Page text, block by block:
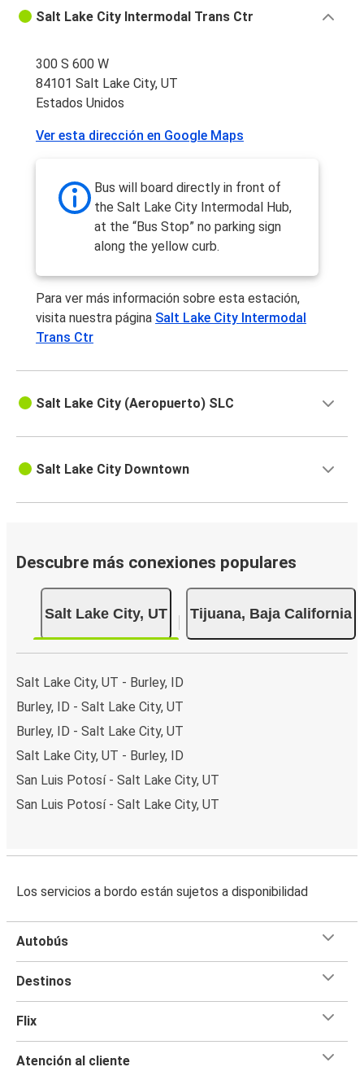
Salt Lake City Intermodal Trans Ctr
300 S 600 W
84101 Salt Lake City, UT
Estados Unidos
Ver esta dirección en Google Maps
Bus will board directly in front of
the Salt Lake City Intermodal Hub,
at the “Bus Stop” no parking sign
along the yellow curb.
Para ver más información sobre esta estación,
visita nuestra página Salt Lake City Intermodal
Trans Ctr
Salt Lake City (Aeropuerto) SLC
Salt Lake City Downtown
Descubre más conexiones populares
Salt Lake City, UT Tijuana, Baja California
Salt Lake City, UT - Burley, ID
Burley, ID - Salt Lake City, UT
Burley, ID - Salt Lake City, UT
Salt Lake City, UT - Burley, ID
San Luis Potosí - Salt Lake City, UT
San Luis Potosí - Salt Lake City, UT
Los servicios a bordo están sujetos a disponibilidad
Autobús
Destinos
Flix
Atención al cliente